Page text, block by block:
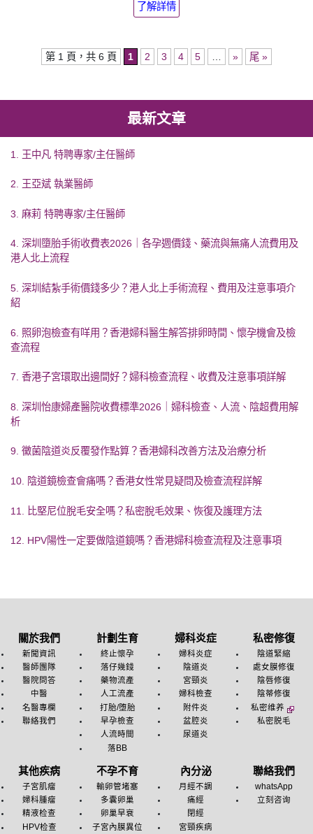
了解詳情
第 1 頁，共 6 頁 1 2 3 4 5 … » 尾 »
最新文章
1. 王中凡 特聘專家/主任醫師
2. 王亞斌 執業醫師
3. 麻莉 特聘專家/主任醫師
4. 深圳墮胎手術收費表2026｜各孕週價錢、藥流與無痛人流費用及
港人北上流程
5. 深圳結紮手術價錢多少？港人北上手術流程、費用及注意事項介
紹
6. 照卵泡檢查有咩用？香港婦科醫生解答排卵時間、懷孕機會及檢
查流程
7. 香港子宮環取出邊間好？婦科檢查流程、收費及注意事項詳解
8. 深圳怡康婦產醫院收費標準2026｜婦科檢查、人流、陰超費用解
析
9. 黴菌陰道炎反覆發作點算？香港婦科改善方法及治療分析
10. 陰道鏡檢查會痛嗎？香港女性常見疑問及檢查流程詳解
11. 比堅尼位脫毛安全嗎？私密脫毛效果、恢復及護理方法
12. HPV陽性一定要做陰道鏡嗎？香港婦科檢查流程及注意事項
關於我們
新聞資訊
醫師團隊
醫院問答
中醫
名醫專欄
聯絡我們
計劃生育
終止懷孕
落仔幾錢
藥物流產
人工流產
打胎/堕胎
早孕檢查
人流時間
落BB
婦科炎症
婦科炎症
陰道炎
宮頸炎
婦科檢查
附件炎
盆腔炎
尿道炎
私密修復
陰道緊縮
處女膜修復
陰唇修復
陰蒂修復
私密维养
私密脱毛
其他疾病
子宮肌瘤
婦科腫瘤
精液检查
HPV检查
不孕不育
輸卵管堵塞
多囊卵巢
卵巢早衰
子宮內膜異位
內分泌
月經不調
痛經
閉經
宮頸疾病
聯絡我們
whatsApp
立刻咨询